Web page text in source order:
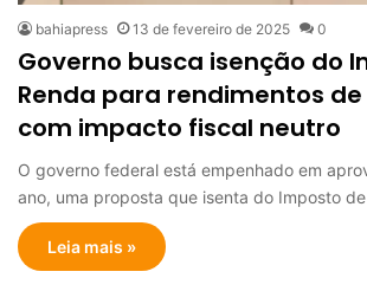
bahiapress 13 de fevereiro de 2025 0
Governo busca isenção do
Renda para rendimentos de
com impacto fiscal neutro
O governo federal está empenhado em
ano, uma proposta que isenta do Imposto
Leia mais »